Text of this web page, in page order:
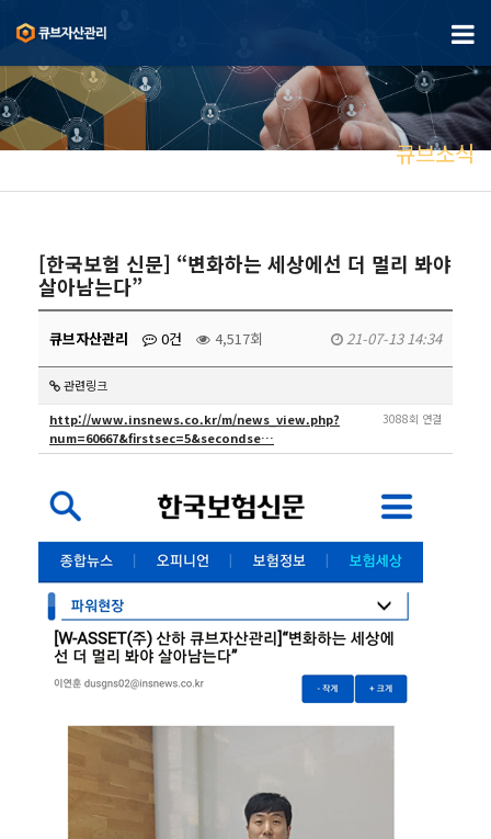
큐브소식
[한국보험 신문] “변화하는 세상에선 더 멀리 봐야
살아남는다”
큐브자산관리 0건 4,517회 21-07-13 14:34
관련링크
http://www.insnews.co.kr/m/news_view.php?
num=60667&firstsec=5&secondse…
3088회 연결